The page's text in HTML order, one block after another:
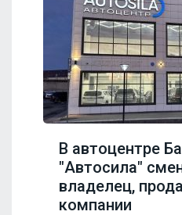
В автоцентре
"Автосила"
владелец,
компании